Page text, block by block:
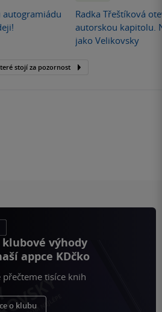
autogramiádu
Radka Třeštíková
autorskou kapitolu.
jako Velikovsky
stojí za pozornost
výhody
appce KDčko
přečteme tisíce knih
o klubu